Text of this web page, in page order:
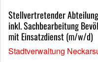
Stellvertretender
inkl. Sachbearbeitung
mit Einsatzdienst (m/w/d)
Stadtverwaltung